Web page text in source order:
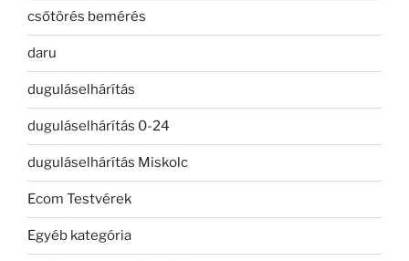
csőtörés bemérés
daru
duguláselhárítás
duguláselhárítás 0-24
duguláselhárítás Miskolc
Ecom Testvérek
Egyéb kategória